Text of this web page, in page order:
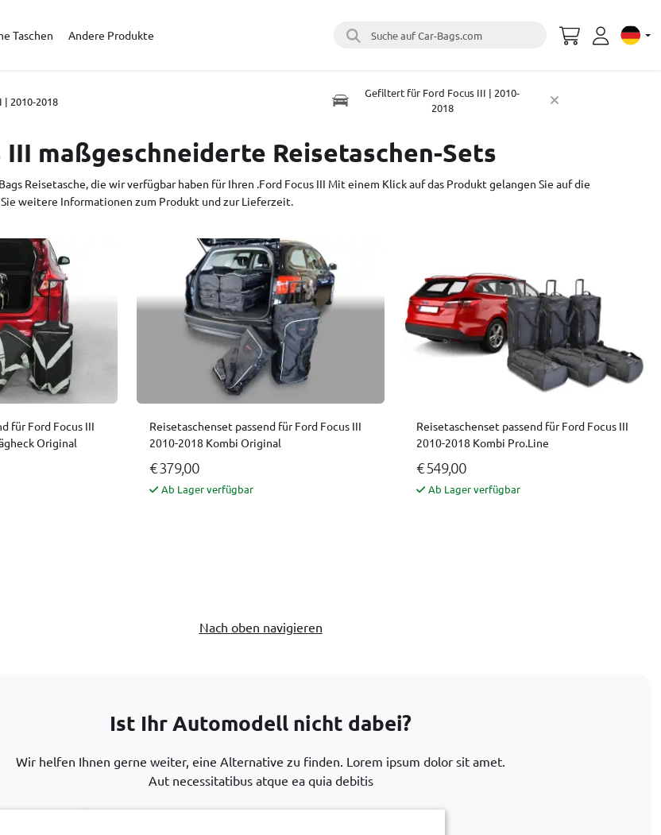
Taschen Andere Produkte Suche auf Car-Bags.com Select
| 2010-2018
Gefiltert für Ford Focus III | 2010-
2018
III maßgeschneiderte Reisetaschen-Sets
Reisetasche, die wir verfügbar haben für Ihren .Ford Focus III Mit einem Klick auf das Produkt gelangen Sie auf die
weitere Informationen zum Produkt und zur Lieferzeit.
für Ford Focus III
Original
Reisetaschenset passend für Ford Focus III
2010-2018 Kombi Original
€ 379,00
Ab Lager verfügbar
Reisetaschenset passend für Ford Focus III
2010-2018 Kombi Pro.Line
€ 549,00
Ab Lager verfügbar
Nach oben navigieren
Ist Ihr Automodell nicht dabei?
Wir helfen Ihnen gerne weiter, eine Alternative zu finden. Lorem ipsum dolor sit amet.
Aut necessitatibus atque ea quia debitis